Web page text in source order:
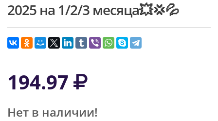
2025 на 1/2/3 месяца💥💢💦
194.97
Нет в наличии!